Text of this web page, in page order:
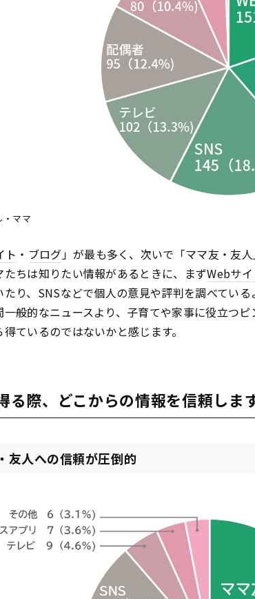
・ママ
ト ・ ブログ」が最も多く、次いで「ママ友・友
たちは知りたい情報があるときに、まずWebサイ
たり、SNSなどで個人の意見や評判を調べてい
一般的なニュースより、子育てや家事に役立つ
得ているのではないかと感じます。
る際、どこからの情報を信頼しま
友人への信頼が圧倒的